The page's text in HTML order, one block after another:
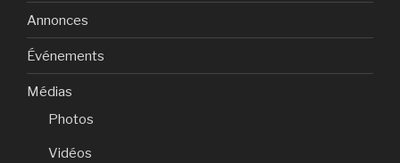
Annonces
Événements
Médias
Photos
Vidéos